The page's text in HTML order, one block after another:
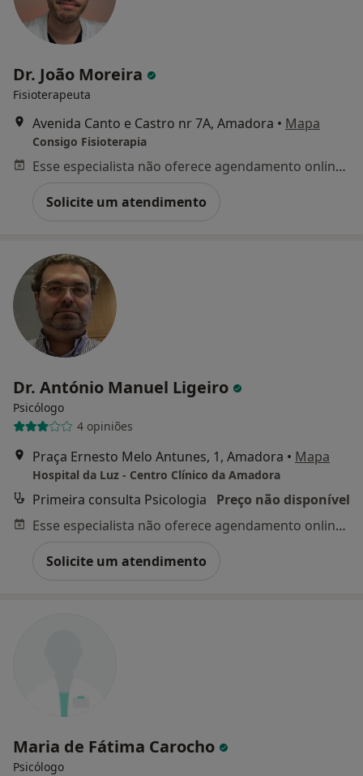
Dr. João Moreira
Fisioterapeuta
Avenida Canto e Castro nr 7A, Amadora • Mapa
Consigo Fisioterapia
Esse especialista não oferece agendamento online para esse endereço.
Solicite um atendimento
Dr. António Manuel Ligeiro
Psicólogo
4 opiniões
Praça Ernesto Melo Antunes, 1, Amadora • Mapa
Hospital da Luz - Centro Clínico da Amadora
Primeira consulta Psicologia
Preço não disponível
Esse especialista não oferece agendamento online para esse endereço.
Solicite um atendimento
Maria de Fátima Carocho
Psicólogo